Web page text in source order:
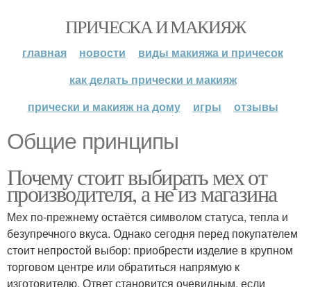
ПРИЧЕСКА И МАКИЯЖ
главная новости
виды макияжа и причесок
как делать прически и макияж
прически и макияж на дому
игры отзывы
Общие принципы
Почему стоит выбирать мех от
производителя, а не из магазина
Мех по-прежнему остаётся символом статуса, тепла и
безупречного вкуса. Однако сегодня перед покупателем
стоит непростой выбор: приобрести изделие в крупном
торговом центре или обратиться напрямую к
изготовителю. Ответ становится очевидным, если